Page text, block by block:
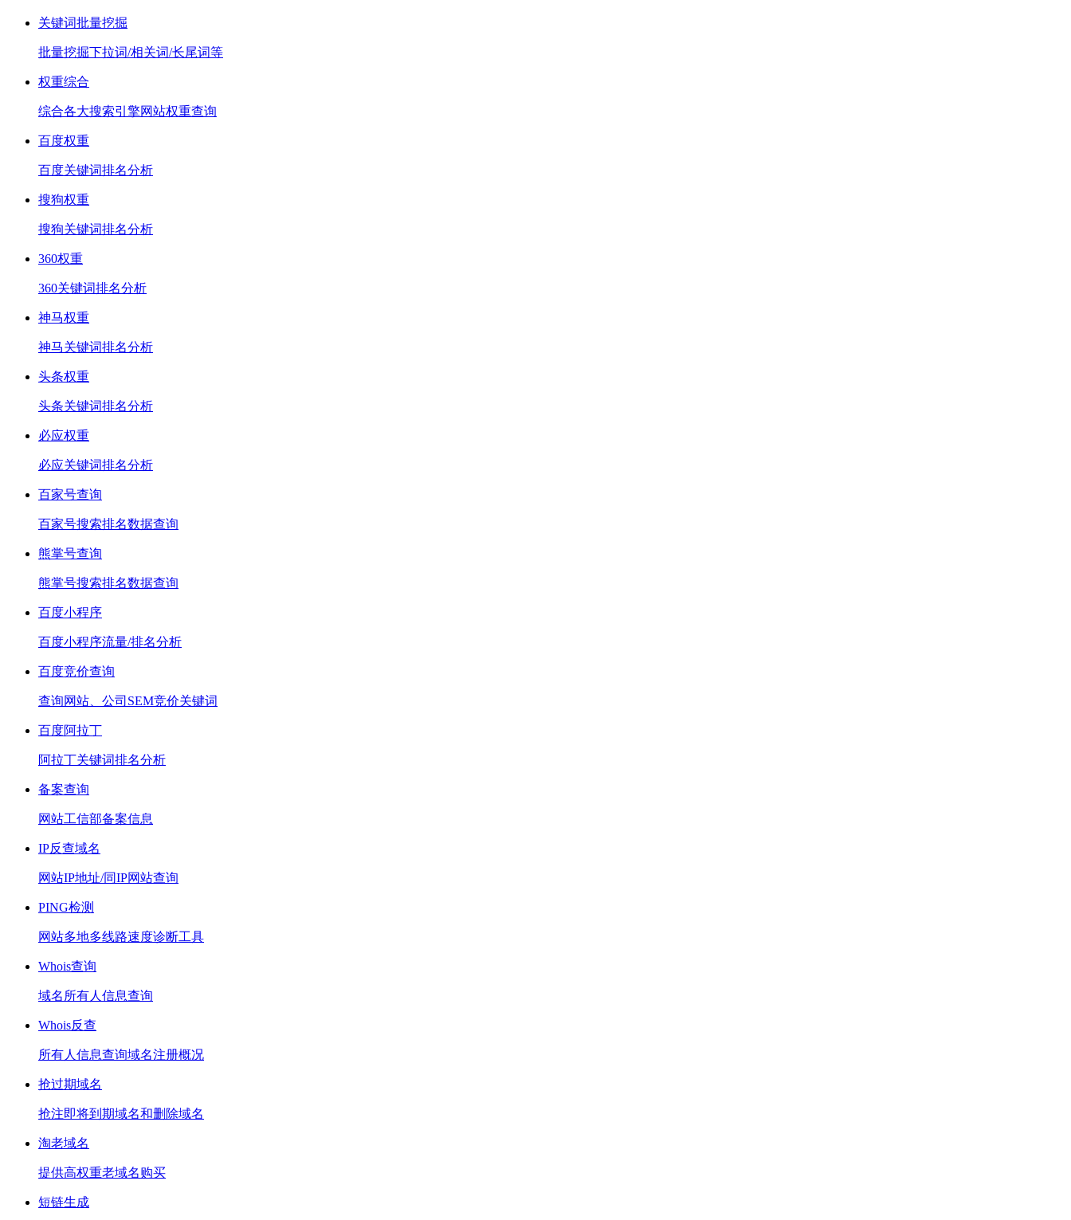
关键词批量挖掘
批量挖掘下拉词/相关词/长尾词等
权重综合
综合各大搜索引擎网站权重查询
百度权重
百度关键词排名分析
搜狗权重
搜狗关键词排名分析
360权重
360关键词排名分析
神马权重
神马关键词排名分析
头条权重
头条关键词排名分析
必应权重
必应关键词排名分析
百家号查询
百家号搜索排名数据查询
熊掌号查询
熊掌号搜索排名数据查询
百度小程序
百度小程序流量/排名分析
百度竞价查询
查询网站、公司SEM竞价关键词
百度阿拉丁
阿拉丁关键词排名分析
备案查询
网站工信部备案信息
IP反查域名
网站IP地址/同IP网站查询
PING检测
网站多地多线路速度诊断工具
Whois查询
域名所有人信息查询
Whois反查
所有人信息查询域名注册概况
抢过期域名
抢注即将到期域名和删除域名
淘老域名
提供高权重老域名购买
短链生成